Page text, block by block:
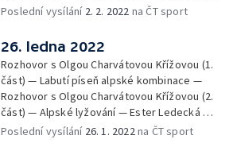
Pchjongčchang
Poslední vysílání 2. 2. 2022 na ČT sport
26. ledna 2022
Rozhovor s Olgou Charvátovou Křížovou (1.
část) — Labutí píseň alpské kombinace —
Rozhovor s Olgou Charvátovou Křížovou (2.
část) — Alpské lyžování — Ester Ledecká — V
jedné minutě — ZOH 2014
Poslední vysílání 26. 1. 2022na ČT sport